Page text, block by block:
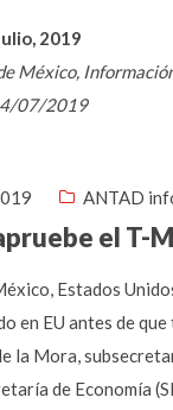
2019
México,
07/2019
ANTAD
el T-
Estados
en EU antes de
la Mora,
de Economía